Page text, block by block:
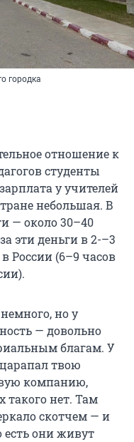
городка
отношение к
студенты
у учителей
небольшая. В
— около 30–40
эти деньги в 2-–3
России (6–9 часов
но у
— довольно
благам. У
твою
компанию,
нет. Там
скотчем — и
есть они живут